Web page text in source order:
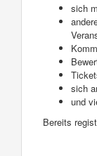
sich
sich
und
Bereits